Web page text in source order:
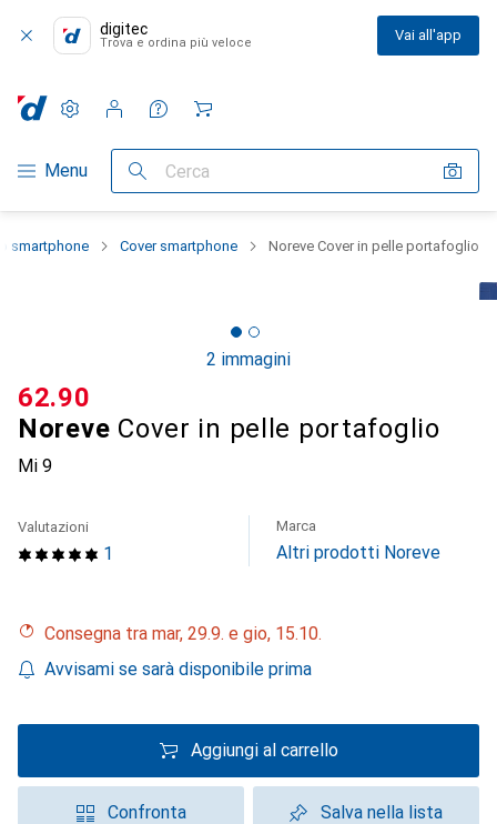
digitec
Trova e ordina più veloce Vai all'app
Categoria Navigazione
Menu Cerca
Impostazioni
Conto cliente
Liste di confronto
Liste dei desideri
Carrello
smartphone Cover smartphone Noreve Cover in pelle portafoglio
2 immagini
Noreve Cover in pelle portafoglio
Mi 9
CHF
62.90
1
Valutazioni Marca
Altri prodotti Noreve
Consegna tra mar, 29.9. e gio, 15.10.
Avvisami se sarà disponibile prima
Aggiungi al carrello
Confronta Salva nella lista